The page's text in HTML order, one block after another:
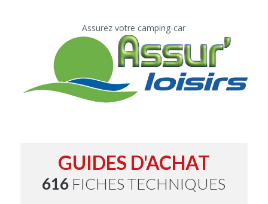
Assurez votre camping-car
GUIDES D'ACHAT
616 FICHES TECHNIQUES